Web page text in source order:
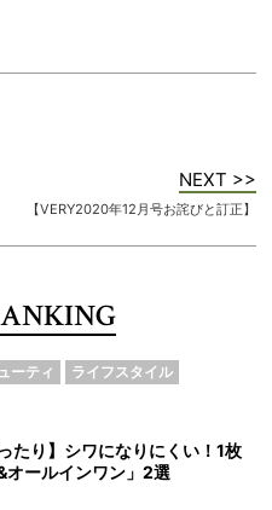
NEXT >>
【VERY2020年12月号お詫びと訂正】
ーティ ライフスタイル
たり】シワになりにくい！1枚
オールインワン」2選